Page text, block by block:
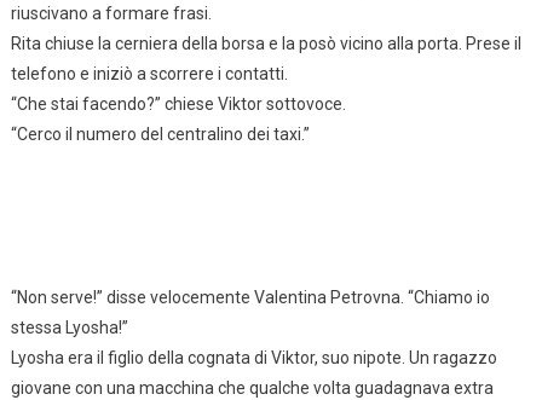
riuscivano a formare frasi.
Rita chiuse la cerniera della borsa e la posò vicino alla porta. Prese il
telefono e iniziò a scorrere i contatti.
“Che stai facendo?” chiese Viktor sottovoce.
“Cerco il numero del centralino dei taxi.”
“Non serve!” disse velocemente Valentina Petrovna. “Chiamo io
stessa Lyosha!”
Lyosha era il figlio della cognata di Viktor, suo nipote. Un ragazzo
giovane con una macchina che qualche volta guadagnava extra